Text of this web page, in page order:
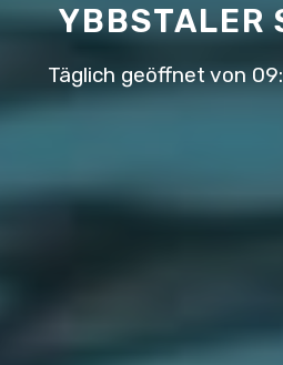
YBBSTALER
Täglich geöffnet von